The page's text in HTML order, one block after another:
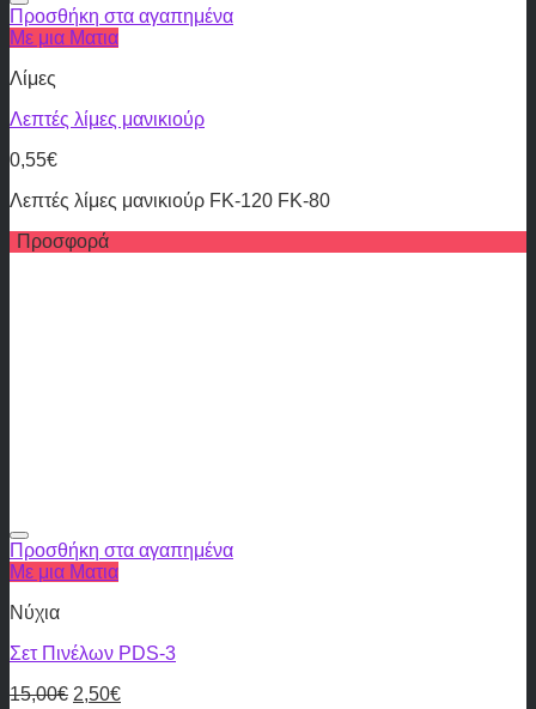
Προσθήκη στα αγαπημένα
Με μια Ματια
Λίμες
Λεπτές λίμες μανικιούρ
0,55€
Λεπτές λίμες μανικιούρ FK-120 FK-80
Προσφορά
Προσθήκη στα αγαπημένα
Με μια Ματια
Νύχια
Σετ Πινέλων PDS-3
15,00€ 2,50€